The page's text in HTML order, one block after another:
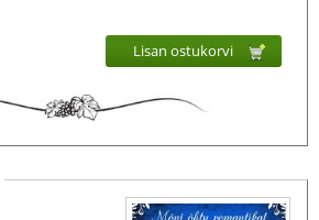
Lisan ostukorvi